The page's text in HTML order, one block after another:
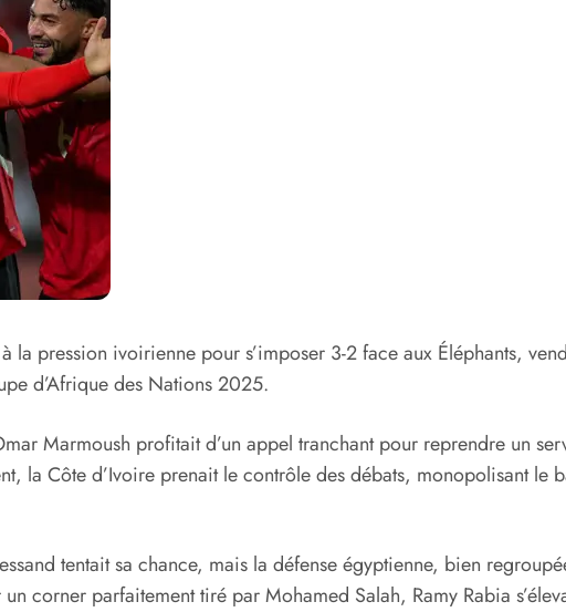
la pression ivoirienne pour s’imposer 3-2 face aux Éléphants,
d’Afrique des Nations 2025.
Marmoush profitait d’un appel tranchant pour reprendre un
la Côte d’Ivoire prenait le contrôle des débats, monopolisant le
tentait sa chance, mais la défense égyptienne, bien
corner parfaitement tiré par Mohamed Salah, Ramy Rabia